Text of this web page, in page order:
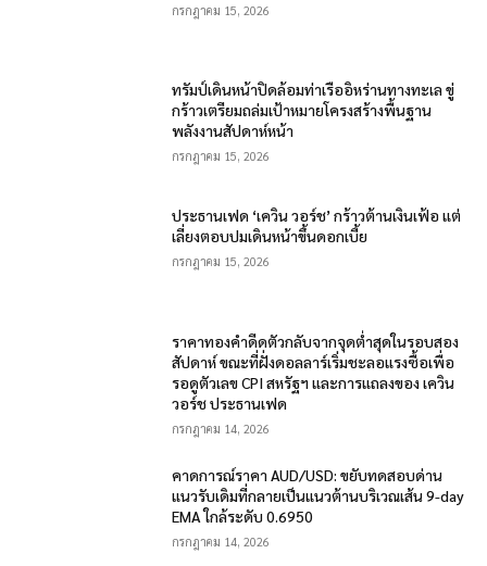
กรกฎาคม 15, 2026
ทรัมป์เดินหน้าปิดล้อมท่าเรืออิหร่านทางทะเล ขู่
กร้าวเตรียมถล่มเป้าหมายโครงสร้างพื้นฐาน
พลังงานสัปดาห์หน้า
กรกฎาคม 15, 2026
ประธานเฟด ‘เควิน วอร์ช’ กร้าวต้านเงินเฟ้อ แต่
เลี่ยงตอบปมเดินหน้าขึ้นดอกเบี้ย
กรกฎาคม 15, 2026
ราคาทองคำดีดตัวกลับจากจุดต่ำสุดในรอบสอง
สัปดาห์ ขณะที่ฝั่งดอลลาร์เริ่มชะลอแรงซื้อเพื่อ
รอดูตัวเลข CPI สหรัฐฯ และการแถลงของ เควิน
วอร์ช ประธานเฟด
กรกฎาคม 14, 2026
คาดการณ์ราคา AUD/USD: ขยับทดสอบด่าน
แนวรับเดิมที่กลายเป็นแนวต้านบริเวณเส้น 9-day
EMA ใกล้ระดับ 0.6950
กรกฎาคม 14, 2026